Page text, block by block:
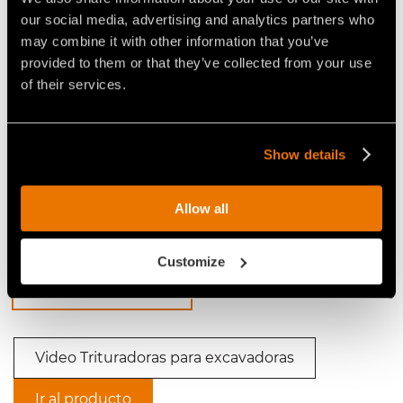
our social media, advertising and analytics partners who
may combine it with other information that you’ve
provided to them or that they’ve collected from your use
of their services.
Show details
Allow all
Customize
Video Trituradoras para excavadoras
CON ROTOR BITE LIMITER,
Y 13 T
Video Trituradoras para excavadoras
Ir al producto